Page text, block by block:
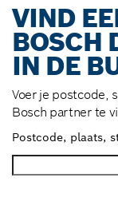
VIND
BOSCH
IN DE
Voer je postcode,
Bosch partner te
Postcode, plaats,